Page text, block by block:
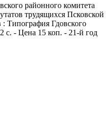
районного комитета
трудящихся Псковской
Типография Гдовского
с. - Цена 15 коп. - 21-й год